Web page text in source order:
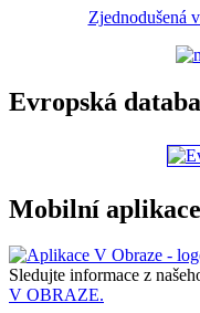
Zjednodušená
Evropská
Mobilní aplikace
Sledujte informace z
V OBRAZE.